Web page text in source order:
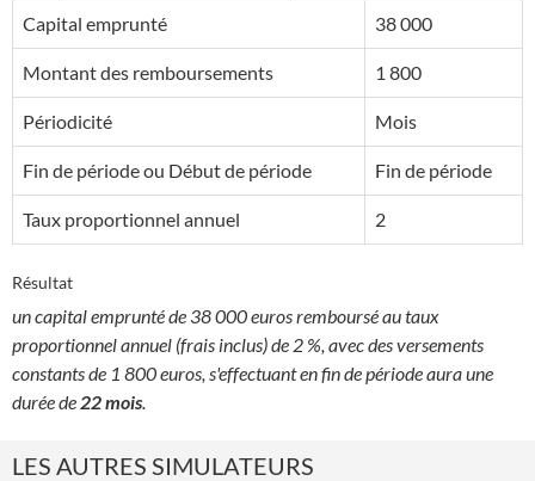
Capital emprunté
38 000
Montant des remboursements 1 800
Périodicité Mois
Fin de période ou Début de période Fin de période
Taux proportionnel annuel 2
Résultat
un capital emprunté de 38 000 euros remboursé au taux
proportionnel annuel (frais inclus) de 2 %, avec des versements
constants de 1 800 euros, s'effectuant en fin de période aura une
durée de22 mois.
LES AUTRES SIMULATEURS